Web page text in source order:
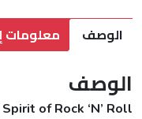
الوصف معلومات
الوصف
of Rock ‘N’ Roll